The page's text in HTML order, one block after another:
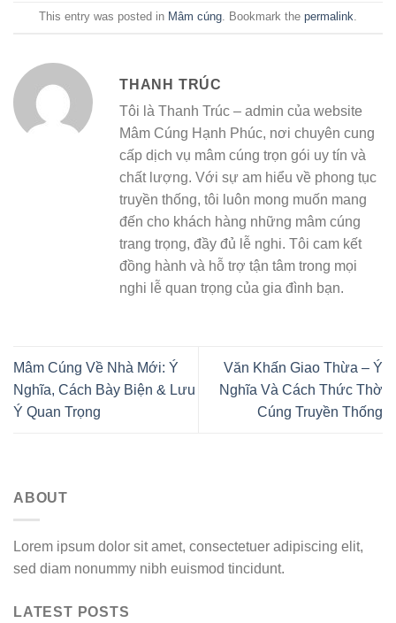
This entry was posted in Mâm cúng. Bookmark the permalink.
THANH TRÚC
Tôi là Thanh Trúc – admin của website
Mâm Cúng Hạnh Phúc, nơi chuyên cung
cấp dịch vụ mâm cúng trọn gói uy tín và
chất lượng. Với sự am hiểu về phong tục
truyền thống, tôi luôn mong muốn mang
đến cho khách hàng những mâm cúng
trang trọng, đầy đủ lễ nghi. Tôi cam kết
đồng hành và hỗ trợ tận tâm trong mọi
nghi lễ quan trọng của gia đình bạn.
Mâm Cúng Về Nhà Mới: Ý
Nghĩa, Cách Bày Biện & Lưu
Ý Quan Trọng
Văn Khấn Giao Thừa – Ý
Nghĩa Và Cách Thức Thờ
Cúng Truyền Thống
ABOUT
Lorem ipsum dolor sit amet, consectetuer adipiscing elit,
sed diam nonummy nibh euismod tincidunt.
LATEST POSTS